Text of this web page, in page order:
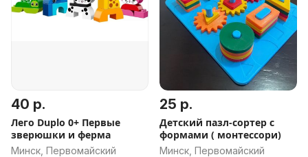
40 р.
Лего Duplo 0+ Первые
зверюшки и ферма
Минск, Первомайский
25 р.
Детский пазл-сортер с
формами ( монтессори)
Минск, Первомайский